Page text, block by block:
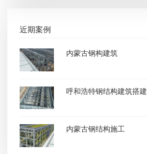
近期案例
内蒙古钢构建筑
呼和浩特钢结构建筑搭建
内蒙古钢结构施工